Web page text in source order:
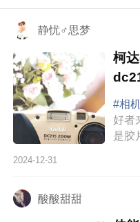
静忧♂思梦
柯
#相
好者
是胶
渐
2024-12-31
酸酸甜甜